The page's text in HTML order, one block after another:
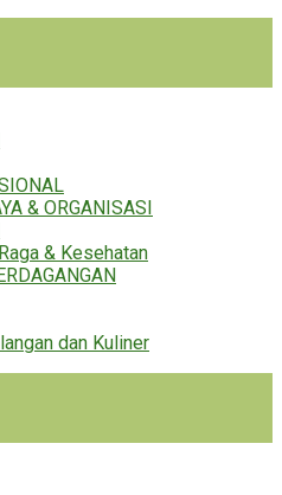
& ORGANISASI
& Kesehatan
dan Kuliner